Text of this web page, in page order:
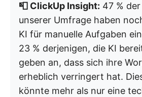
📮 ClickUp Insight: 47 %
unserer Umfrage haben
KI für manuelle Aufgaben
23 % derjenigen, die KI
geben an, dass sich ihre
erheblich verringert hat.
könnte mehr als nur eine